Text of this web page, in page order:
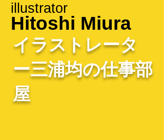
illustrator
Hitoshi Miura
イラストレータ
ー三浦均の仕事部
屋